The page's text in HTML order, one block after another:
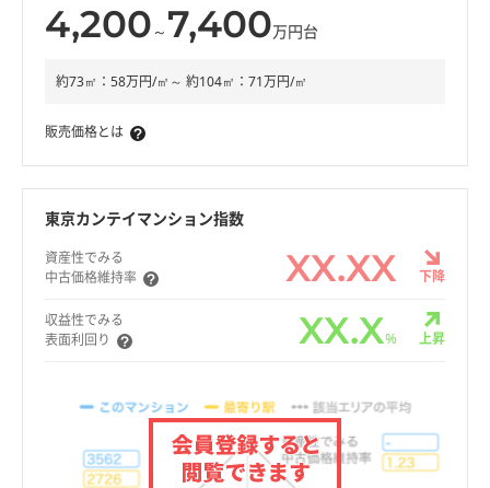
4,200 ～ 7,400万円台
約73㎡：58万円/㎡～ 約104㎡：71万円/㎡
販売価格とは
東京カンテイマンション指数
資産性でみる
中古価格維持率
XX.XX 下降
収益性でみる
表面利回り
XX.X% 上昇